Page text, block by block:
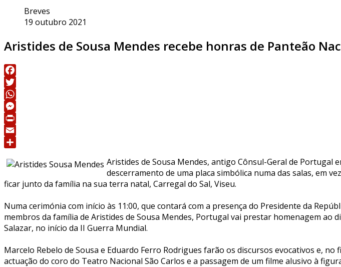
Breves
19 outubro 2021
Aristides de Sousa Mendes recebe honras de Panteão
Facebook
Twitter
WhatsApp
Messenger
Print
Email
Aristides de Sousa Mendes, antigo Cônsul-Geral de Portugal
descerramento de uma placa simbólica numa das salas, em
ficar junto da família na sua terra natal, Carregal do Sal, Viseu.
Numa cerimónia com início às 11:00, que contará com a presença do Presidente da
membros da família de Aristides de Sousa Mendes, Portugal vai prestar homenagem
Salazar, no início da II Guerra Mundial.
Marcelo Rebelo de Sousa e Eduardo Ferro Rodrigues farão os discursos evocativos e,
actuação do coro do Teatro Nacional São Carlos e a passagem de um filme alusivo à